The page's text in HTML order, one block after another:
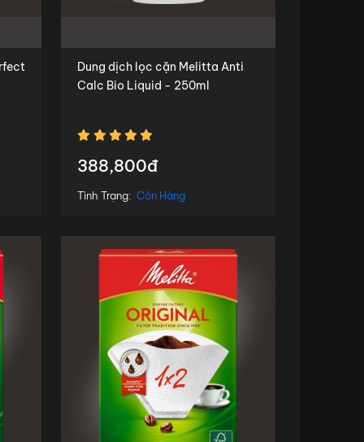
Dung dịch lọc cặn Melitta Anti
Calc Bio Liquid - 250ml
388,800đ
Tình Trạng: Còn Hàng